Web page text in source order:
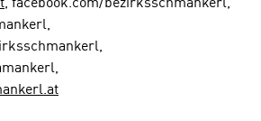
, facebook.com/bezirksschmankerl,